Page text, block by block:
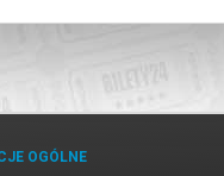
OGÓLNE